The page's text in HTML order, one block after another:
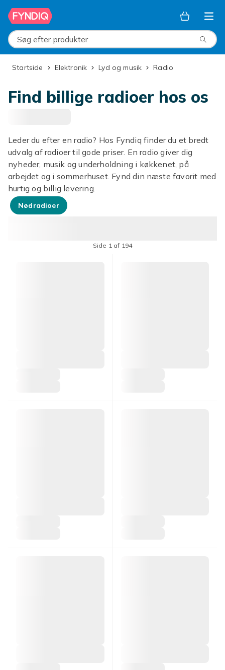
Spring til hovedindhold
Søg efter produkter
Startside Elektronik Lyd og musik Radio
Find billige radioer hos os
Leder du efter en radio? Hos Fyndiq finder du et bredt
udvalg af radioer til gode priser. En radio giver dig
nyheder, musik og underholdning i køkkenet, på
arbejdet og i sommerhuset. Fynd din næste favorit med
hurtig og billig levering.
Nødradioer
Side 1 af 194